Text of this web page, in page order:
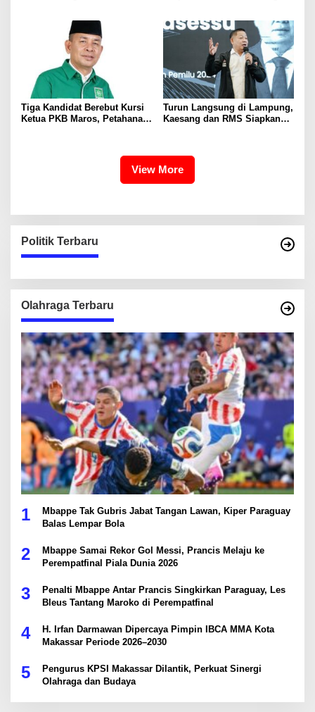
Tiga Kandidat Berebut Kursi
Ketua PKB Maros, Petahana
Turun Langsung di Lampung,
Kaesang dan RMS Siapkan
View More
Politik Terbaru
Olahraga Terbaru
1
Mbappe Tak Gubris Jabat Tangan Lawan, Kiper Paraguay
Balas Lempar Bola
2
Mbappe Samai Rekor Gol Messi, Prancis Melaju ke
Perempatfinal Piala Dunia 2026
3
Penalti Mbappe Antar Prancis Singkirkan Paraguay, Les
Bleus Tantang Maroko di Perempatfinal
4
H. Irfan Darmawan Dipercaya Pimpin IBCA MMA Kota
Makassar Periode 2026–2030
5
Pengurus KPSI Makassar Dilantik, Perkuat Sinergi
Olahraga dan Budaya